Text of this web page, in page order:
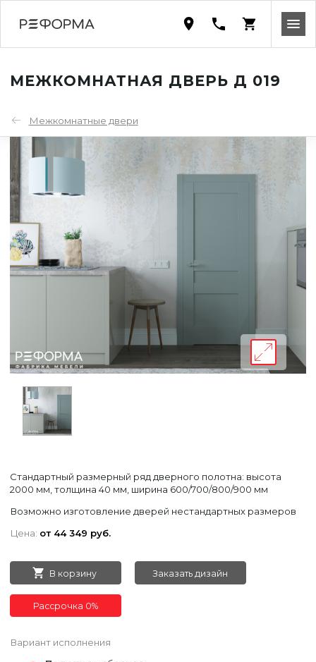
МЕЖКОМНАТНАЯ ДВЕРЬ Д 019
Межкомнатные двери
Стандартный размерный ряд дверного полотна: высота
2000 мм, толщина 40 мм, ширина 600/700/800/900 мм
Возможно изготовление дверей нестандартных размеров
Цена: от 44 349 руб.
В корзину Заказать дизайн
Рассрочка 0%
Вариант исполнения